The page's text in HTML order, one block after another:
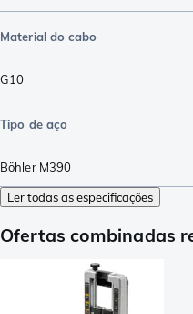
Material do cabo
G10
Tipo de aço
Böhler M390
Ler todas as especificações
Ofertas combinadas